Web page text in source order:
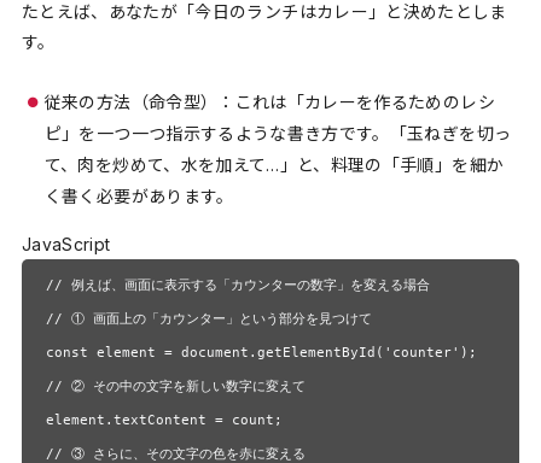
たとえば、あなたが「今日のランチはカレー」と決めたとしま
す。
従来の方法（命令型）：これは「カレーを作るためのレシ
ピ」を一つ一つ指示するような書き方です。「玉ねぎを切っ
て、肉を炒めて、水を加えて…」と、料理の「手順」を細か
く書く必要があります。
JavaScript
// 例えば、画面に表示する「カウンターの数字」を変える場合
// ① 画面上の「カウンター」という部分を見つけて
const element = document.getElementById('counter');
// ② その中の文字を新しい数字に変えて
element.textContent = count;
// ③ さらに、その文字の色を赤に変える